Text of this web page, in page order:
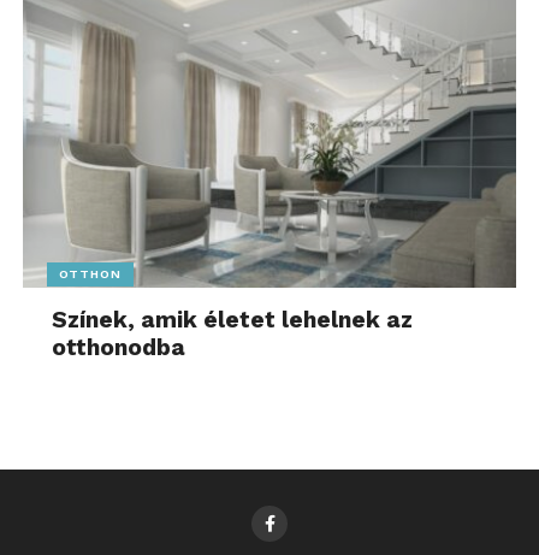
OTTHON
Színek, amik életet lehelnek az
otthonodba